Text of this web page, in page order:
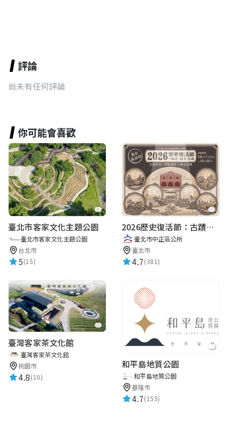
評論
尚未有任何評論
你可能會喜歡
臺北市客家文化主題公園
臺北市客家文化主題公園
台北市
5(15)
2026歷史復活節：古蹟尋章 | 智慧導覽 × 拾光尋禮
臺北市中正區公所
臺北市
4.7(381)
臺灣客家茶文化館
臺灣客家茶文化館
桃園市
4.8(10)
和平島地質公園
和平島地質公園
基隆市
4.7(155)